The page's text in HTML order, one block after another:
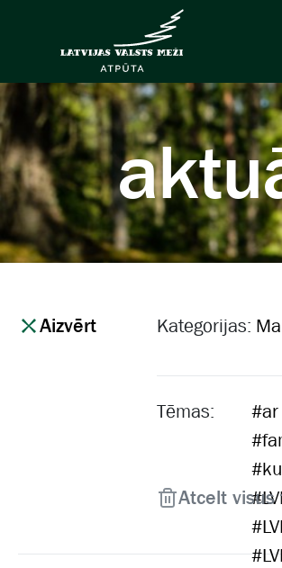
Aizvērt Kategorijas:
Tēmas: #
#
#
#
#
#
Atcelt visus